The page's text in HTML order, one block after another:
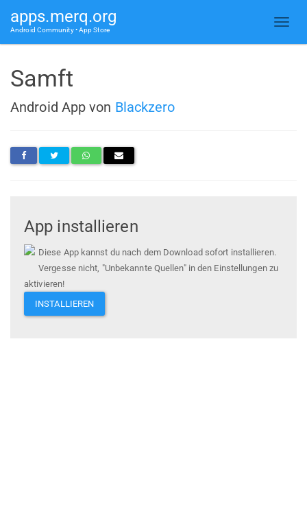
apps.merq.org
Android Community • App Store
Samft
Android App von Blackzero
App installieren
Diese App kannst du nach dem Download sofort installieren.
Vergesse nicht, "Unbekannte Quellen" in den Einstellungen zu
aktivieren!
INSTALLIEREN